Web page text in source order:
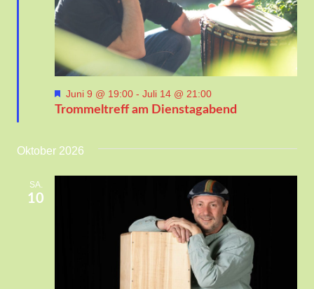
Trommeltreff am Dienstagabend
Hervorgehoben
Juni 9 @ 19:00 - Juli 14 @ 21:00
Oktober 2026
SA.
10